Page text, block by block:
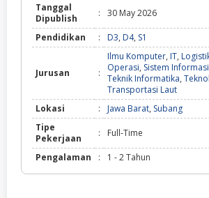
Tanggal
Dipublish
: 30 May 2026
Pendidikan : D3, D4, S1
Jurusan :
Ilmu Komputer, IT,
Operasi, Sistem Informasi
Teknik Informatika,
Transportasi Laut
Lokasi
: Jawa Barat, Subang
Tipe
Pekerjaan
: Full-Time
Pengalaman : 1 - 2 Tahun